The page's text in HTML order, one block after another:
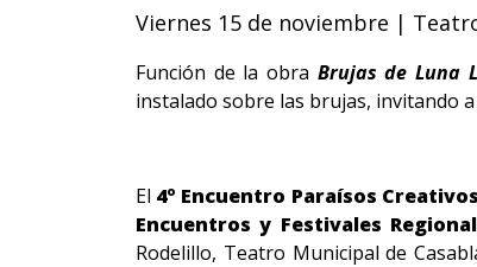
Viernes 15 de noviembre |
Función de la obra Brujas de Luna
instalado sobre las brujas, invitando
El 4º Encuentro Paraísos Creativos
Encuentros y Festivales
Rodelillo, Teatro Municipal de